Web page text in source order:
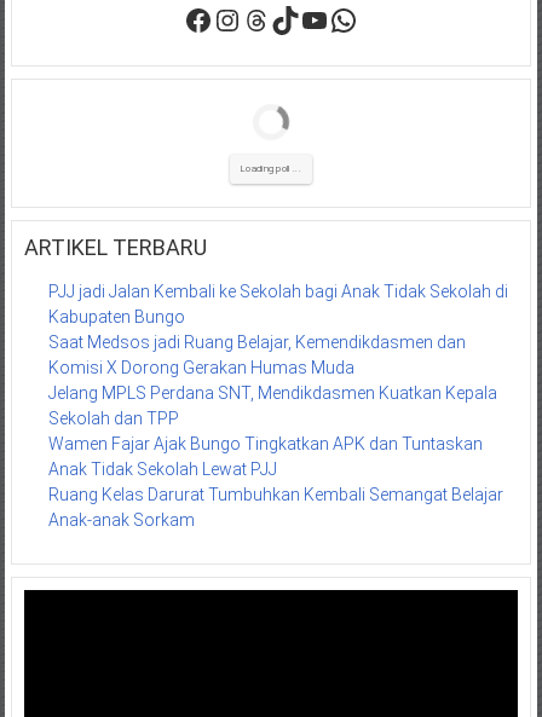
Facebook
Instagram
Threads
TikTok
YouTube
WhatsApp
Loading poll ...
ARTIKEL TERBARU
PJJ jadi Jalan Kembali ke Sekolah bagi Anak Tidak Sekolah di
Kabupaten Bungo
Saat Medsos jadi Ruang Belajar, Kemendikdasmen dan
Komisi X Dorong Gerakan Humas Muda
Jelang MPLS Perdana SNT, Mendikdasmen Kuatkan Kepala
Sekolah dan TPP
Wamen Fajar Ajak Bungo Tingkatkan APK dan Tuntaskan
Anak Tidak Sekolah Lewat PJJ
Ruang Kelas Darurat Tumbuhkan Kembali Semangat Belajar
Anak-anak Sorkam